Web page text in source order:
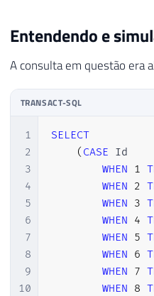
Entendendo e
A consulta em questão era
TRANSACT-SQL
1
2
3
4
5
6
7
8
9
10
SELECT
( CASE Id
WHEN 1
WHEN 2
WHEN 3
WHEN 4
WHEN 5
WHEN 6
WHEN 7
WHEN 8